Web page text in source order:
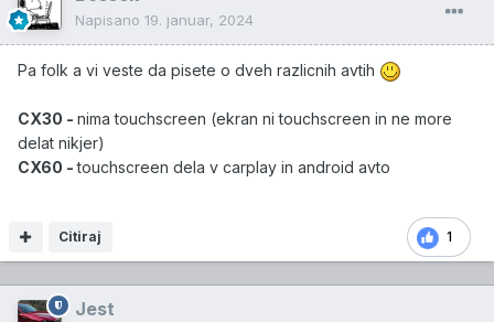
Napisano 19. januar, 2024
Pa folk a vi veste da pisete o dveh razlicnih avtih
CX30 - nima touchscreen (ekran ni touchscreen in ne more
delat nikjer)
CX60 -touchscreen dela v carplay in android avto
1
Citiraj
Jest